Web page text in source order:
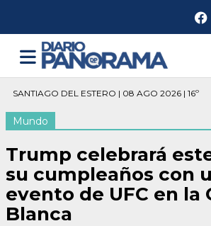
SANTIAGO DEL ESTERO | 08 AGO 2026 | 16º
Mundo
Trump celebrará
su cumpleaños con
evento de UFC en la
Blanca